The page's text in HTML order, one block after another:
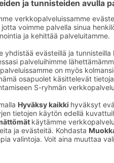
Käsityölangat